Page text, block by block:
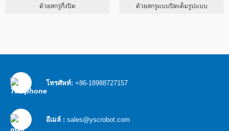
ด้วยสกรูกึ่งปิด ด้วยสกรูแบบปิดเต็มรูปแบบ
โทรศัพท์: +86-18988727157
อีเมล์ : sales@yscrobot.com